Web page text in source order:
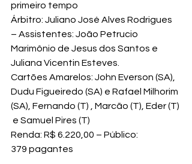
primeiro tempo
Árbitro: Juliano José Alves Rodrigues
– Assistentes: João Petrucio
Marimônio de Jesus dos Santos e
Juliana Vicentin Esteves.
Cartões Amarelos: John Everson (SA),
Dudu Figueiredo (SA) e Rafael Milhorim
(SA), Fernando (T) , Marcão (T), Eder (T)
e Samuel Pires (T)
Renda: R$ 6.220,00 – Público:
379 pagantes